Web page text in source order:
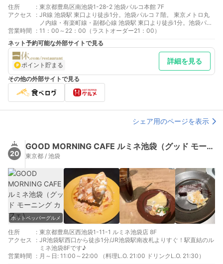
住所 : 東京都豊島区南池袋1-28-2 池袋パルコ本館 7F
アクセス
: JR線 池袋駅 東口より徒歩1分。池袋パルコ７階。 東京メトロ丸
ノ内線・有楽町線・副都心線 池袋駅 東口より徒歩1分。池袋パル
コ７階。
営業時間 : 11：00～22：00（ラストオーダー21：00）
ネット予約可能な外部サイトで見る
ポイント貯まる 詳細を見る
その他の外部サイトで見る
シェア用のページを表示
20
GOOD MORNING CAFE ルミネ池袋（グッド モーニング カフェ）
東京都 / 池袋
ホットペッパーグルメ
住所 : 東京都豊島区西池袋1-11-1 ルミネ池袋店 8F
アクセス
: JR池袋駅西口から徒歩1分/JR池袋駅南改札よりすぐ！駅直結のル
ミネ池袋8Fです♪
営業時間
: 月～日: 11:00～22:00 （料理L.O. 21:00 ドリンクL.O. 21:30）